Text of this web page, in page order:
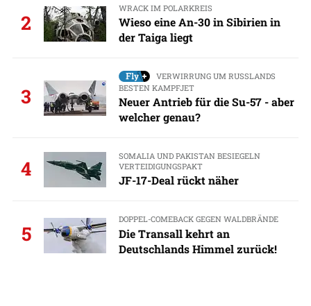
2
WRACK IM POLARKREIS
Wieso eine An-30 in Sibirien in
der Taiga liegt
3
VERWIRRUNG UM RUSSLANDS
BESTEN KAMPFJET
Neuer Antrieb für die Su-57 - aber
welcher genau?
4
SOMALIA UND PAKISTAN BESIEGELN
VERTEIDIGUNGSPAKT
JF-17-Deal rückt näher
5
DOPPEL-COMEBACK GEGEN WALDBRÄNDE
Die Transall kehrt an
Deutschlands Himmel zurück!